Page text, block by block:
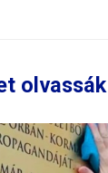
olvassák